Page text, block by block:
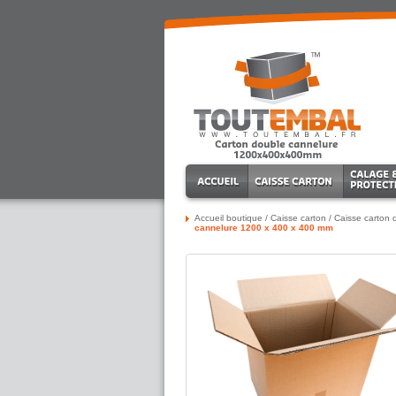
Accueil boutique / Caisse carton / Caisse carton
cannelure 1200 x 400 x 400 mm